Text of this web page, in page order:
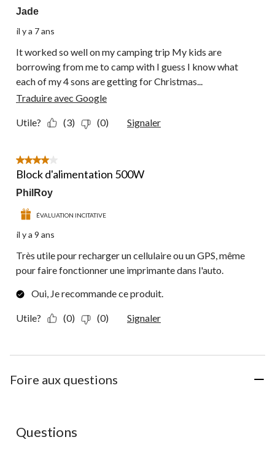
Jade
il y a 7 ans
It worked so well on my camping trip My kids are
borrowing from me to camp with I guess I know what
each of my 4 sons are getting for Christmas...
Traduire avec Google
Utile? (3) (0) Signaler
4 étoile(s) sur 5.
Block d'alimentation 500W
PhilRoy
ÉVALUATION INCITATIVE
il y a 9 ans
Très utile pour recharger un cellulaire ou un GPS, même
pour faire fonctionner une imprimante dans l'auto.
Oui, Je recommande ce produit.
Utile? (0) (0) Signaler
Foire aux questions
Questions